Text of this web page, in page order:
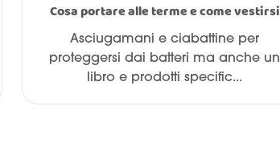
Cosa portare alle terme e come vestirsi
Asciugamani e ciabattine per
proteggersi dai batteri ma anche un
libro e prodotti specific...